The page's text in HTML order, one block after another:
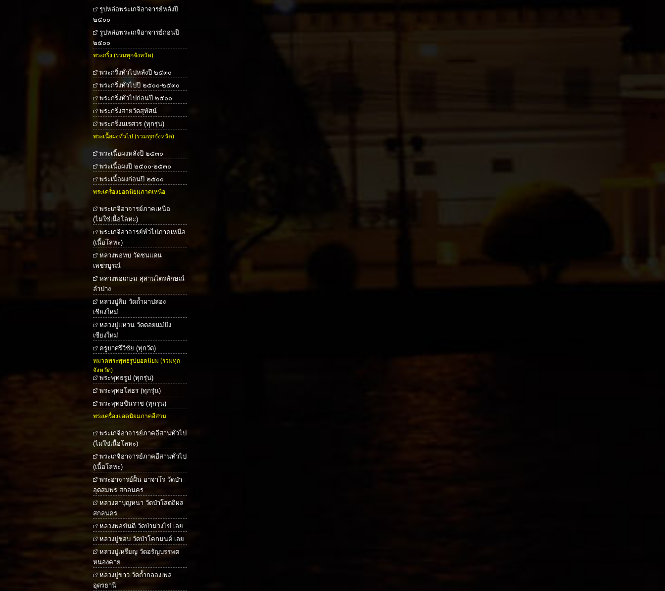
รูปหล่อพระเกจิอาจารย์หลังปี
๒๕๐๐
รูปหล่อพระเกจิอาจารย์ก่อนปี
๒๕๐๐
พระกริ่ง (รวมทุกจังหวัด)
พระกริ่งทั่วไปหลังปี ๒๕๓๐
พระกริ่งทั่วไปปี ๒๕๐๐-๒๕๓๐
พระกริ่งทั่วไปก่อนปี ๒๕๐๐
พระกริ่งสายวัดสุทัศน์
พระกริ่งนเรศวร (ทุกรุ่น)
พระเนื้อผงทั่วไป (รวมทุกจังหวัด)
พระเนื้อผงหลังปี ๒๕๓๐
พระเนื้อผงปี ๒๕๐๐-๒๕๓๐
พระเนื้อผงก่อนปี ๒๕๐๐
พระเครื่องยอดนิยมภาคเหนือ
พระเกจิอาจารย์ภาคเหนือ
(ไม่ใช่เนื้อโลหะ)
พระเกจิอาจารย์ทั่วไปภาคเหนือ
(เนื้อโลหะ)
หลวงพ่อทบ วัดชนแดน
เพชรบูรณ์
หลวงพ่อเกษม สุสานไตรลักษณ์
ลำปาง
หลวงปู่สิม วัดถ้ำผาปล่อง
เชียงใหม่
หลวงปู่แหวน วัดดอยแม่ปั๋ง
เชียงใหม่
ครูบาศรีวิชัย (ทุกวัด)
หมวดพระพุทธรูปยอดนิยม (รวมทุก
จังหวัด)
พระพุทธรูป (ทุกรุ่น)
พระพุทธโสธร (ทุกรุ่น)
พระพุทธชินราช (ทุกรุ่น)
พระเครื่องยอดนิยมภาคอีสาน
พระเกจิอาจารย์ภาคอีสานทั่วไป
(ไม่ใช่เนื้อโลหะ)
พระเกจิอาจารย์ภาคอีสานทั่วไป
(เนื้อโลหะ)
พระอาจารย์ฝั้น อาจาโร วัดป่า
อุดสมพร สกลนคร
หลวงตาบุญหนา วัดป่าโสตถิผล
สกลนคร
หลวงพ่อขันตี วัดป่าม่วงไข่ เลย
หลวงปู่ชอบ วัดป่าโคกมนต์ เลย
หลวงปู่เหรียญ วัดอรัญบรรพต
หนองคาย
หลวงปู่ขาว วัดถ้ำกลองเพล
อุดรธานี